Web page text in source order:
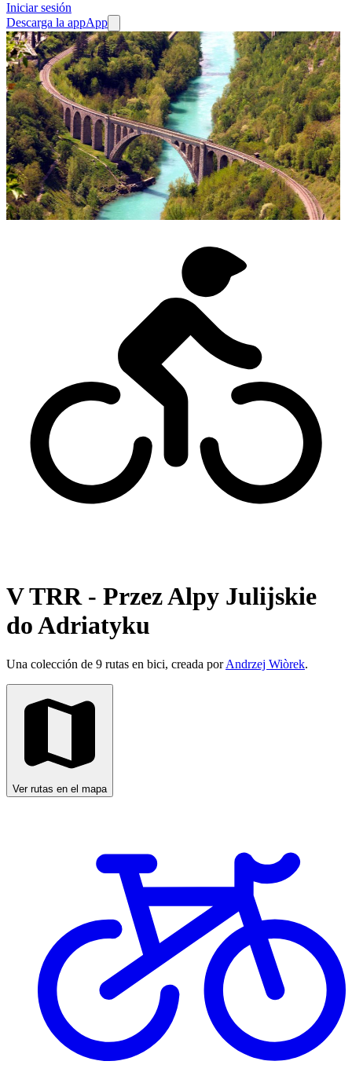
Iniciar sesión
Descarga la appApp
V TRR - Przez Alpy Julijskie
do Adriatyku
Una colección de 9 rutas en bici, creada porAndrzej Wiòrek.
Ver rutas en el mapa